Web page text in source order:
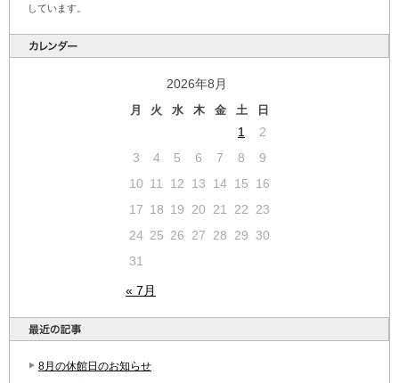
しています。
2026年8月
月 火 水 木 金 土 日
« 7月
1
2
3
4 5 6 7 8
9
10 11 12 13 14 15
16
17 18 19 20 21 22
23
24 25 26 27 28 29
30
31
8月の休館日のお知らせ